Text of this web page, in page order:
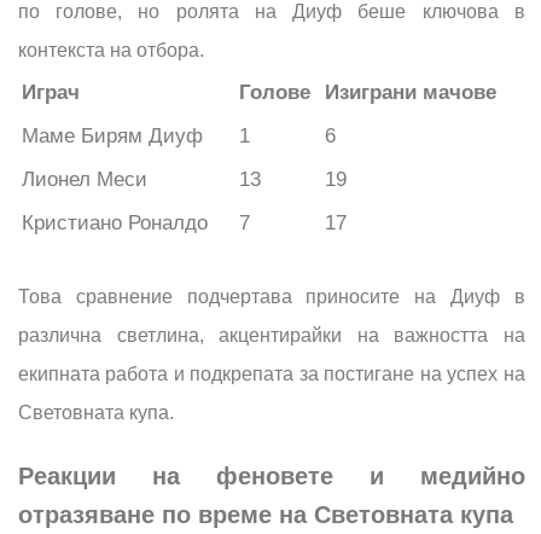
по голове, но ролята на Диуф беше ключова в
контекста на отбора.
Играч Голове
Изиграни мачове
Маме Бирям Диуф
1
6
Лионел Меси
13
19
Кристиано Роналдо
7 17
Това сравнение подчертава приносите на Диуф в
различна светлина, акцентирайки на важността на
екипната работа и подкрепата за постигане на успех на
Световната купа.
Реакции на феновете и медийно
отразяване по време на Световната купа